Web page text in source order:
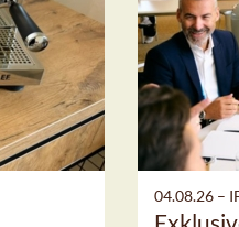
04.08.26 –